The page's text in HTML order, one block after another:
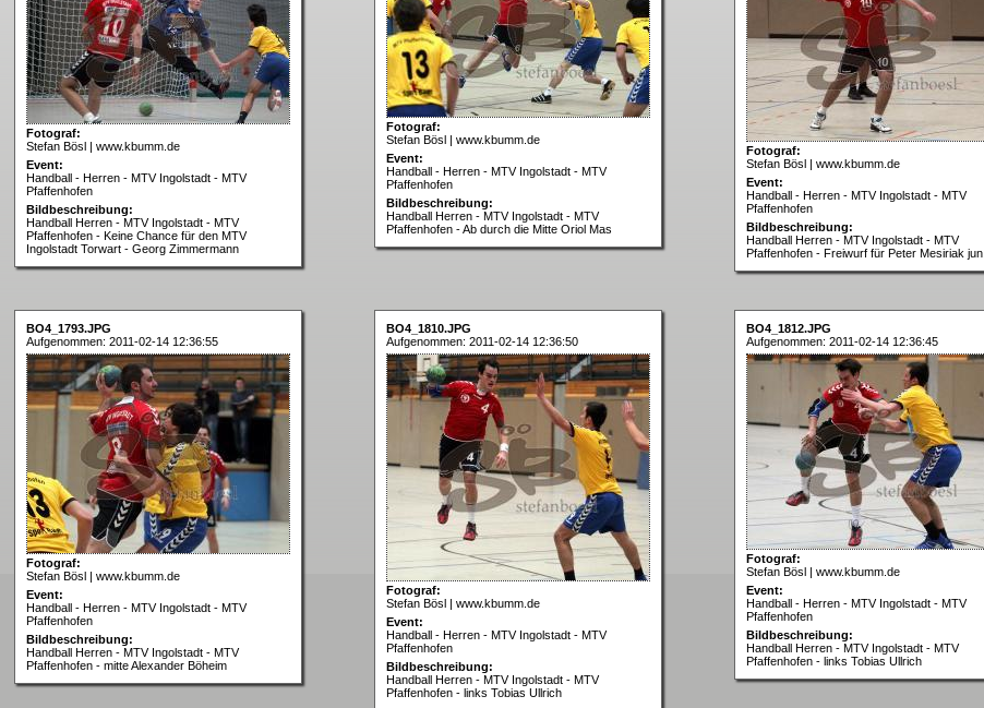
Fotograf:
Stefan Bösl | www.kbumm.de
Event:
Handball - Herren - MTV Ingolstadt - MTV
Pfaffenhofen
Bildbeschreibung:
Handball Herren - MTV Ingolstadt - MTV
Pfaffenhofen - Keine Chance für den MTV
Ingolstadt Torwart - Georg Zimmermann
Fotograf:
Stefan Bösl | www.kbumm.de
Event:
Handball - Herren - MTV Ingolstadt - MTV
Pfaffenhofen
Bildbeschreibung:
Handball Herren - MTV Ingolstadt - MTV
Pfaffenhofen - Ab durch die Mitte Oriol Mas
Fotograf:
Stefan Bösl | www.kbumm.de
Event:
Handball - Herren - MTV Ingolstadt - MTV
Pfaffenhofen
Bildbeschreibung:
Handball Herren - MTV Ingolstadt - MTV
Pfaffenhofen - Freiwurf für Peter Mesiriak jun.
BO4_1793.JPG
Aufgenommen: 2011-02-14 12:36:55
Fotograf:
Stefan Bösl | www.kbumm.de
Event:
Handball - Herren - MTV Ingolstadt - MTV
Pfaffenhofen
Bildbeschreibung:
Handball Herren - MTV Ingolstadt - MTV
Pfaffenhofen - mitte Alexander Böheim
BO4_1810.JPG
Aufgenommen: 2011-02-14 12:36:50
Fotograf:
Stefan Bösl | www.kbumm.de
Event:
Handball - Herren - MTV Ingolstadt - MTV
Pfaffenhofen
Bildbeschreibung:
Handball Herren - MTV Ingolstadt - MTV
Pfaffenhofen - links Tobias Ullrich
BO4_1812.JPG
Aufgenommen: 2011-02-14 12:36:45
Fotograf:
Stefan Bösl | www.kbumm.de
Event:
Handball - Herren - MTV Ingolstadt - MTV
Pfaffenhofen
Bildbeschreibung:
Handball Herren - MTV Ingolstadt - MTV
Pfaffenhofen - links Tobias Ullrich